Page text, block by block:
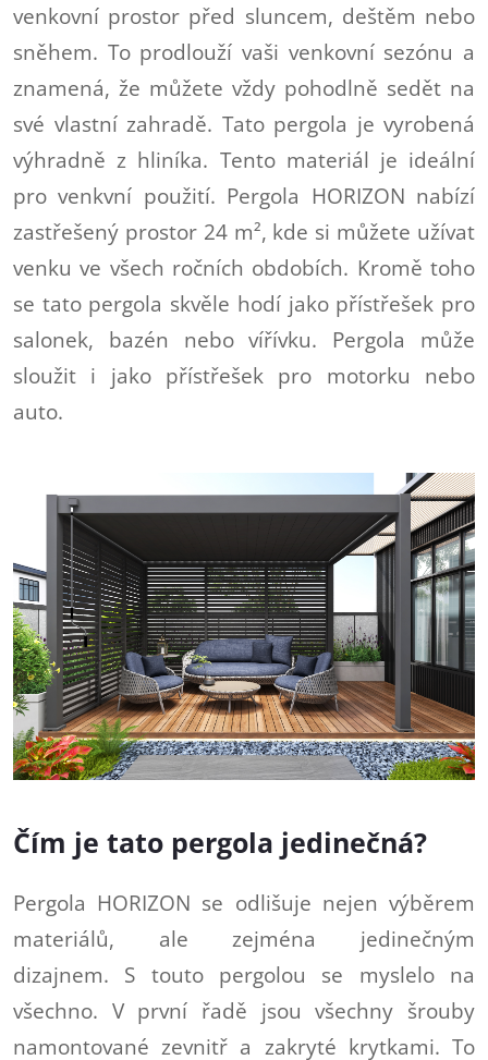
venkovní prostor před sluncem, deštěm nebo
sněhem. To prodlouží vaši venkovní sezónu a
znamená, že můžete vždy pohodlně sedět na
své vlastní zahradě. Tato pergola je vyrobená
výhradně z hliníka. Tento materiál je ideální
pro venkvní použití. Pergola HORIZON nabízí
zastřešený prostor 24 m², kde si můžete užívat
venku ve všech ročních obdobích. Kromě toho
se tato pergola skvěle hodí jako přístřešek pro
salonek, bazén nebo vířívku. Pergola může
sloužit i jako přístřešek pro motorku nebo
auto.
Čím je tato pergola jedinečná?
Pergola HORIZON se odlišuje nejen výběrem
materiálů, ale zejména jedinečným
dizajnem. S touto pergolou se myslelo na
všechno. V první řadě jsou všechny šrouby
namontované zevnitř a zakryté krytkami. To